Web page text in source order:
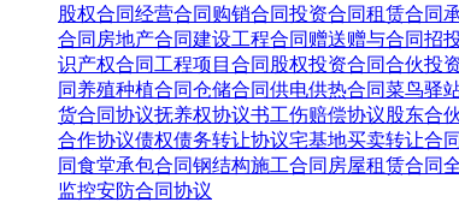
股权合同经营合同 购销合同投资合同租赁合同
合同 房地产合同建设工程合同 赠送赠与合同招
识产权合同 工程项目合同 股权投资合同合伙投
同 养殖种植合同仓储合同供电供热合同菜鸟驿
货合同协议抚养权协议书工伤赔偿协议股东合
合作协议债权债务转让协议宅基地买卖转让合同
同食堂承包合同钢结构施工合同 房屋租赁合同
监控安防合同协议